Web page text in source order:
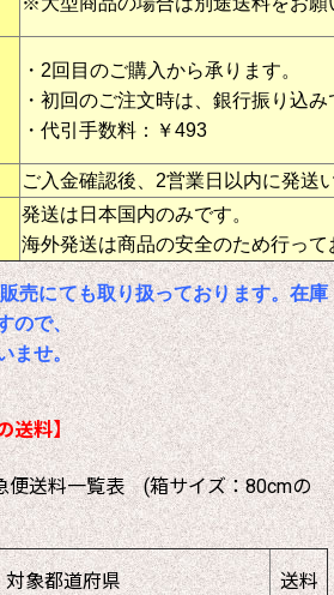
・2回目のご購入から承ります。
・初回のご注文時は、銀行振り込
・代引手数料：￥493
ご入金確認後、2営業日以内に発送
発送は日本国内のみです。
海外発送は商品の安全のため行って
売にても取り扱っております。在庫
ので、
ませ。
送料】
料一覧表 (箱サイズ：80cmの
対象都道府県 送料